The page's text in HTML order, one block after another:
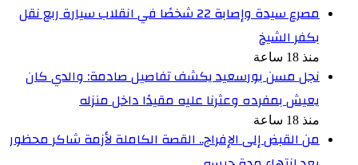
مصرع سيدة وإصابة 22 شخصًا في انقلاب سيارة ربع نقل
بكفر الشيخ
منذ 18 ساعة
نجل مسن بورسعيد يكشف تفاصيل صادمة: والدي كان
يعيش بمفرده وعثرنا عليه مقيدًا داخل منزله
منذ 18 ساعة
من القبض إلى الإفراج.. القصة الكاملة لأزمة شاكر محظور